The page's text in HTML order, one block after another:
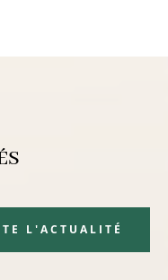
L'ACTUALITÉ